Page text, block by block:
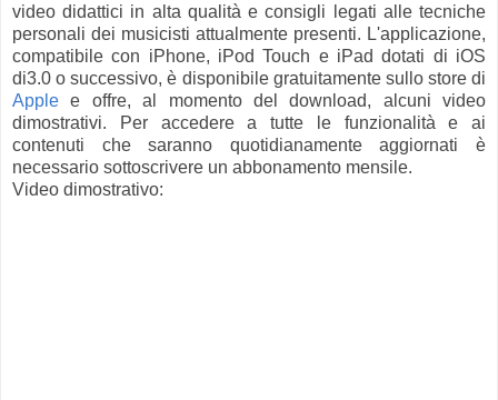
video didattici in alta qualità e consigli legati alle tecniche
personali dei musicisti attualmente presenti. L'applicazione,
compatibile con iPhone, iPod Touch e iPad dotati di iOS
di3.0 o successivo, è disponibile gratuitamente sullo store di
Apple e offre, al momento del download, alcuni video
dimostrativi. Per accedere a tutte le funzionalità e ai
contenuti che saranno quotidianamente aggiornati è
necessario sottoscrivere un abbonamento mensile.
Video dimostrativo: